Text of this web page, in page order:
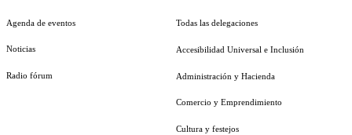
Agenda de eventos
Noticias
Radio fórum
Todas las delegaciones
Accesibilidad Universal e Inclusión
Administración y Hacienda
Comercio y Emprendimiento
Cultura y festejos